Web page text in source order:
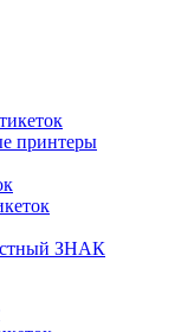
принтеры
ЗНАК